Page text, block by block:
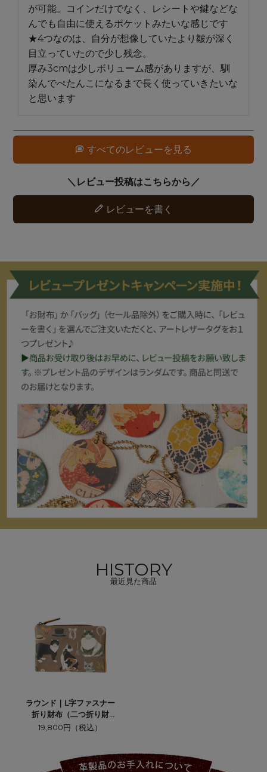
が可能。コインだけでなく、レシートや鍵などな
んでも自由に使えるポケットみたいな感じです
★4つなのは、自分が想像していたより皺が深く
目立っていたので少し残念。
厚み3cmは少しボリューム感がありますが、馴
染んでぺたんこになるまで長く使っていきたいな
と思います
すべてのレビューを見る
レビューを書く
HISTORY
最近見た商品
ラウンド｜L字ファスナー
折り財布（二つ折り財
布） バースデーキャッ
19,800円（税込）